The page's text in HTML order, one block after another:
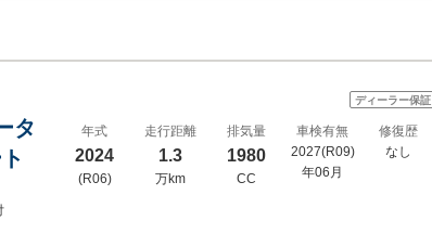
タ
ト
ディーラー保証
年式
2024
(R06)
走行距離
1.3
万km
排気量
1980
CC
車検有無
2027(R09)
年06月
修復歴
なし